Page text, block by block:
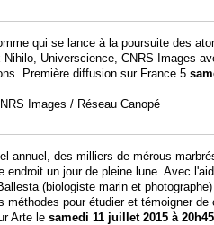
qui se lance à la poursuite des
Universcience, CNRS Images
Première diffusion sur France 5
Images / Réseau Canopé
annuel, des milliers de mérous
endroit un jour de pleine lune. Avec
(biologiste marin et
méthodes pour étudier et témoigner de
Arte le samedi 11 juillet 2015 à 20h45